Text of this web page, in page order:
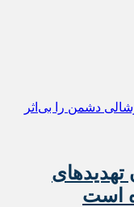
تهدیدهای
است